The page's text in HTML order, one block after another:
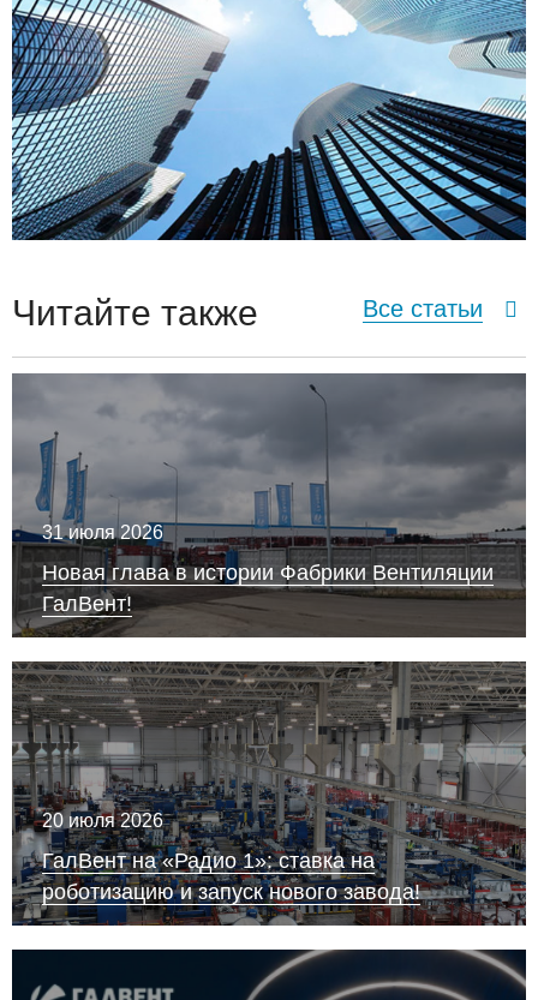
Читайте также Все статьи
31 июля 2026
Новая глава в истории Фабрики Вентиляции
ГалВент!
20 июля 2026
ГалВент на «Радио 1»: ставка на
роботизацию и запуск нового завода!